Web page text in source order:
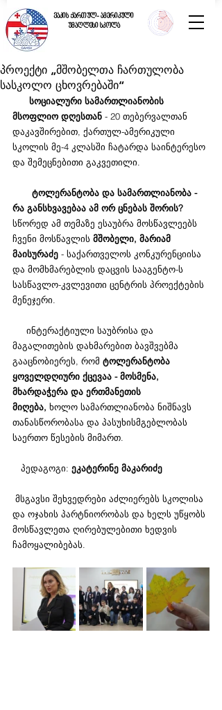
ვაკის ქართულ- ამერიკული
უმაღლესი სკოლა
პროექტი „მშობელთა ჩართულობა
სასკოლო ცხოვრებაში“
სოციალური სამართლიანობის
მსოფლიო დღესთან - 20 თებერვალთან
დაკავშირებით, ქართულ-ამერიკული
სკოლის მე-4 კლასში ჩატარდა საინტერესო
და შემეცნებითი გაკვეთილი.
ტოლერანტობა და სამართლიანობა -
რა განსხვავებაა ამ ორ ცნებას შორის?
სწორედ ამ თემაზე ესაუბრა მოსწავლეებს
ჩვენი მოსწავლის მშობელი, მარიამ
მაისურაძე - საქართველოს კონკურენციისა
და მომხმარებლის დაცვის სააგენტო-ს
სასწავლო-კვლევითი ცენტრის პროექტების
მენეჯერი.
მაგალითების დახმარებით ბავშვებმა
გააცნობიერეს, რომ ტოლერანტობა
ყოველდღიური ქცევაა - მოსმენა,
მხარდაჭერა და ერთმანეთის
მიღება, ხოლო სამართლიანობა ნიშნავს
თანასწორობასა და პასუხისმგებლობას
საერთო წესების მიმართ.
   პედაგოგი:
ეკატერინე მაკარიძე
მსგავსი შეხვედრები აძლიერებს სკოლისა
და ოჯახის პარტნიორობას და ხელს უწყობს
მოსწავლეთა ღირებულებითი ხედვის
ჩამოყალიბებას.